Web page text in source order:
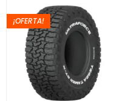
¡OFERTA!